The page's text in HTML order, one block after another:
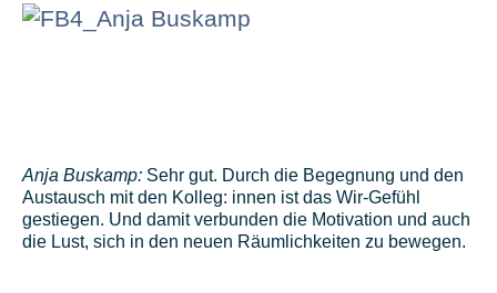
Anja Buskamp: Sehr gut. Durch die Begegnung und den
Austausch mit den Kolleg: innen ist das Wir-Gefühl
gestiegen. Und damit verbunden die Motivation und auch
die Lust, sich in den neuen Räumlichkeiten zu bewegen.